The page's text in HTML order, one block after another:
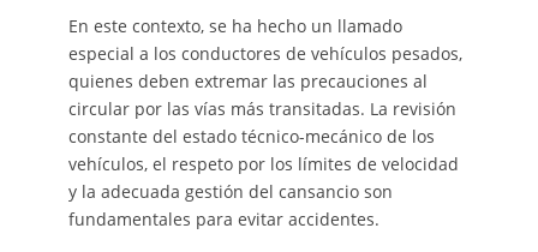
En este contexto, se ha hecho un llamado
especial a los conductores de vehículos pesados,
quienes deben extremar las precauciones al
circular por las vías más transitadas. La revisión
constante del estado técnico-mecánico de los
vehículos, el respeto por los límites de velocidad
y la adecuada gestión del cansancio son
fundamentales para evitar accidentes.